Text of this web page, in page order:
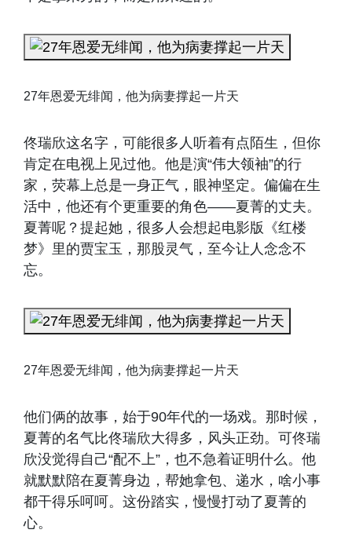
27年恩爱无绯闻，他为病妻撑起一片天
佟瑞欣这名字，可能很多人听着有点陌生，但你
肯定在电视上见过他。他是演“伟大领袖”的行
家，荧幕上总是一身正气，眼神坚定。偏偏在生
活中，他还有个更重要的角色——夏菁的丈夫。
夏菁呢？提起她，很多人会想起电影版《红楼
梦》里的贾宝玉，那股灵气，至今让人念念不
忘。
27年恩爱无绯闻，他为病妻撑起一片天
他们俩的故事，始于90年代的一场戏。那时候，
夏菁的名气比佟瑞欣大得多，风头正劲。可佟瑞
欣没觉得自己“配不上”，也不急着证明什么。他
就默默陪在夏菁身边，帮她拿包、递水，啥小事
都干得乐呵呵。这份踏实，慢慢打动了夏菁的
心。